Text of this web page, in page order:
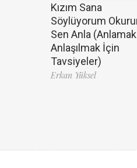
Kızım Sana
Söylüyorum
Sen Anla
Anlaşılmak İçin
Tavsiyeler)
Erkan Yüksel